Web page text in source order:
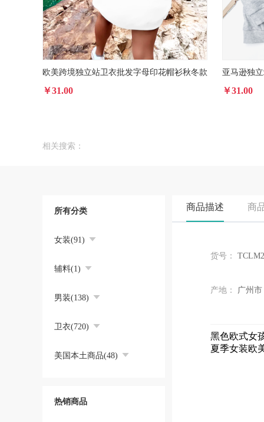
欧美跨境独立站卫衣批发字母印花帽衫秋冬款
￥31.00 ￥31.00
相关搜索：
所有分类
女装(91)
辅料(1)
男装(138)
卫衣(720)
美国本土商品(48)
热销商品
商品描述 商
货号：
产地： 广州市
黑色欧式女
夏季女装欧